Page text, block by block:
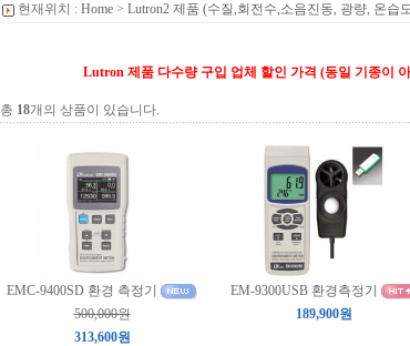
현재위치 : Home > Lutron2 제품 (수질,회전수,소음진동, 광량, 온습
Lutron 제품 다수량 구입 업체 할인 가격 (동일 기종이
총 18개의 상품이 있습니다.
EMC-9400SD 환경 측정기
500,000원
313,600원
EM-9300USB 환경측정기
189,900원